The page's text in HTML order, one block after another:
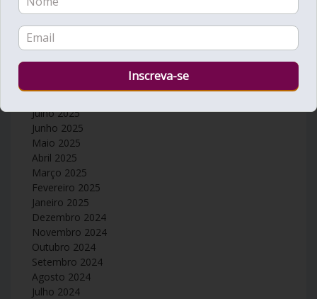
Fevereiro 2026
Janeiro 2026
Dezembro 2025
Novembro 2025
Julho 2025
Junho 2025
Maio 2025
Abril 2025
Março 2025
Fevereiro 2025
Janeiro 2025
Dezembro 2024
Novembro 2024
Outubro 2024
Setembro 2024
Agosto 2024
Julho 2024